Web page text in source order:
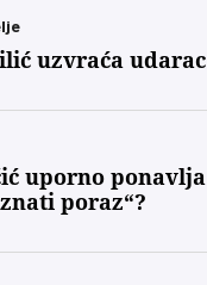
uzvraća udarac
uporno ponavlja
poraz“?